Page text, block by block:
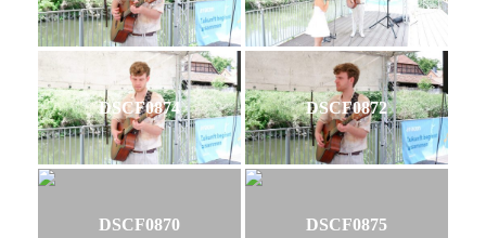
DSCF0874 DSCF0872
DSCF0870 DSCF0875